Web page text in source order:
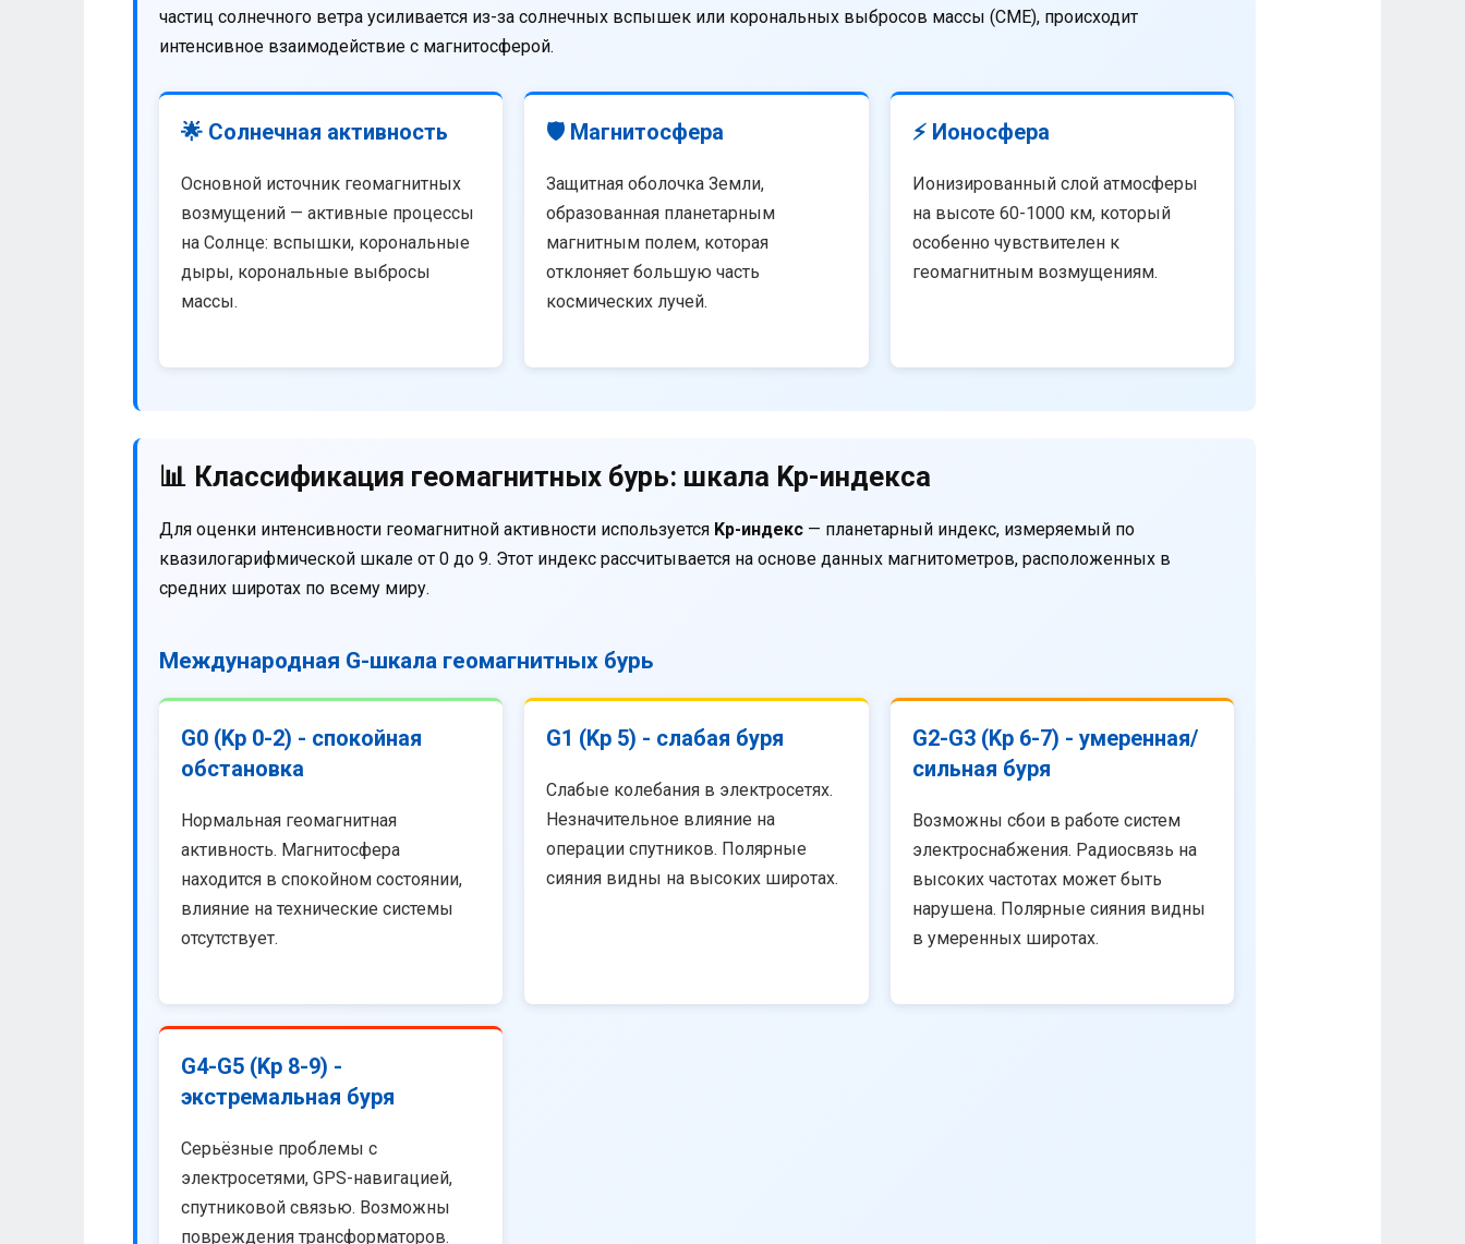
частиц солнечного ветра усиливается из-за солнечных вспышек или корональных выбросов массы (CME), происходит
интенсивное взаимодействие с магнитосферой.
🌟 Солнечная активность
Основной источник геомагнитных
возмущений — активные процессы
на Солнце: вспышки, корональные
дыры, корональные выбросы
массы.
🛡️ Магнитосфера
Защитная оболочка Земли,
образованная планетарным
магнитным полем, которая
отклоняет большую часть
космических лучей.
⚡ Ионосфера
Ионизированный слой атмосферы
на высоте 60-1000 км, который
особенно чувствителен к
геомагнитным возмущениям.
📊 Классификация геомагнитных бурь: шкала Kp-индекса
Для оценки интенсивности геомагнитной активности используется Kp-индекс — планетарный индекс, измеряемый по
квазилогарифмической шкале от 0 до 9. Этот индекс рассчитывается на основе данных магнитометров, расположенных в
средних широтах по всему миру.
Международная G-шкала геомагнитных бурь
G0 (Kp 0-2) - спокойная
обстановка
Нормальная геомагнитная
активность. Магнитосфера
находится в спокойном состоянии,
влияние на технические системы
отсутствует.
G1 (Kp 5) - слабая буря
Слабые колебания в электросетях.
Незначительное влияние на
операции спутников. Полярные
сияния видны на высоких широтах.
G2-G3 (Kp 6-7) - умеренная/
сильная буря
Возможны сбои в работе систем
электроснабжения. Радиосвязь на
высоких частотах может быть
нарушена. Полярные сияния видны
в умеренных широтах.
G4-G5 (Kp 8-9) -
экстремальная буря
Серьёзные проблемы с
электросетями, GPS-навигацией,
спутниковой связью. Возможны
повреждения трансформаторов.